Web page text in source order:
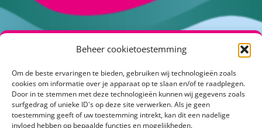
Beheer cookietoestemming
Om de beste ervaringen te bieden, gebruiken wij technologieën zoals
cookies om informatie over je apparaat op te slaan en/of te raadplegen.
Door in te stemmen met deze technologieën kunnen wij gegevens zoals
surfgedrag of unieke ID's op deze site verwerken. Als je geen
toestemming geeft of uw toestemming intrekt, kan dit een nadelige
invloed hebben op bepaalde functies en mogelijkheden.
Kuipershof 2
4191 KH Geldermalsen
info@klimaatactiefrivierenland.nl